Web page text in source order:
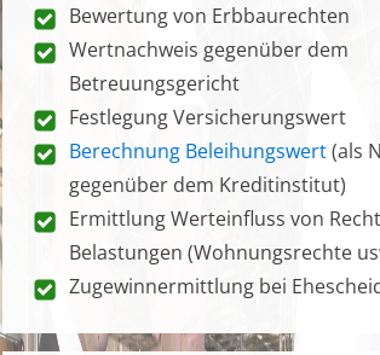
Bewertung von Erbbaurechten
Wertnachweis gegenüber dem
Betreuungsgericht
Festlegung Versicherungswert
Berechnung Beleihungswert(als
gegenüber dem Kreditinstitut)
Ermittlung Werteinfluss von
Belastungen (Wohnungsrechte
Zugewinnermittlung bei